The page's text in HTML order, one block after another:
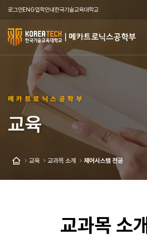
로그인ENG입학안내한국기술교육대학교
한
국
교
육
학
교
메카트로닉스공학부
교육
교육 교과목 소개 제어시스템 전공
교과목 소개